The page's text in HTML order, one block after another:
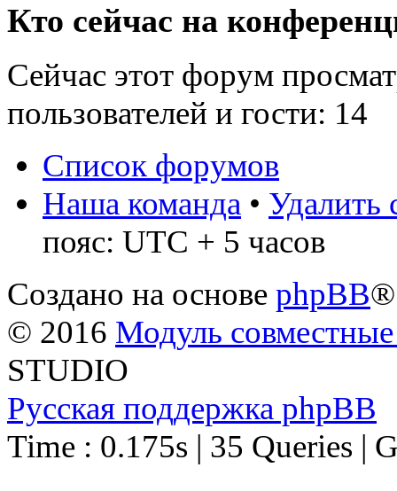
Кто сейчас на
Сейчас этот форум
пользователей и гости: 14
Список форумов
Наша команда • Удалить
пояс: UTC + 5 часов
Создано на основе phpBB®
© 2016 Модуль
STUDIO
Русская поддержка phpBB
Time : 0.175s | 35 Queries |